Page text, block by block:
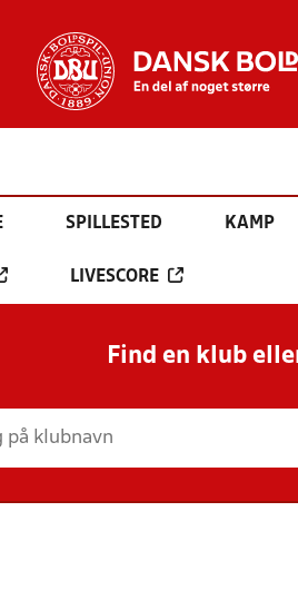
SPILLESTED KAMP
LIVESCORE
Find en klub